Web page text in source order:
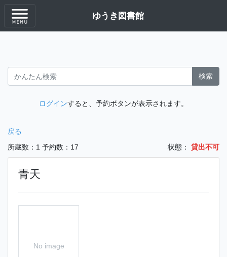
ゆうき図書館
検索
ログインすると、予約ボタンが表示されます。
戻る
所蔵数：1 予約数：17 状態： 貸出不可
青天
No image